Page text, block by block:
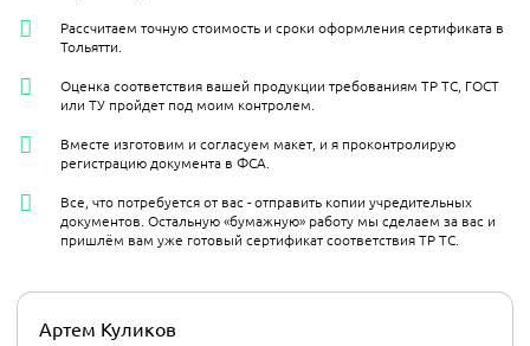
Артем Куликов
Рассчитаем точную стоимость и сроки оформления сертификата в
Тольятти.
Оценка соответствия вашей продукции требованиям ТР ТС, ГОСТ
или ТУ пройдет под моим контролем.
Вместе изготовим и согласуем макет, и я проконтролирую
регистрацию документа в ФСА.
Все, что потребуется от вас - отправить копии учредительных
документов. Остальную «бумажную» работу мы сделаем за вас и
пришлём вам уже готовый сертификат соответствия ТР ТС.